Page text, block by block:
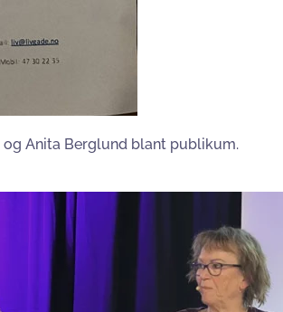
og Anita Berglund blant publikum.